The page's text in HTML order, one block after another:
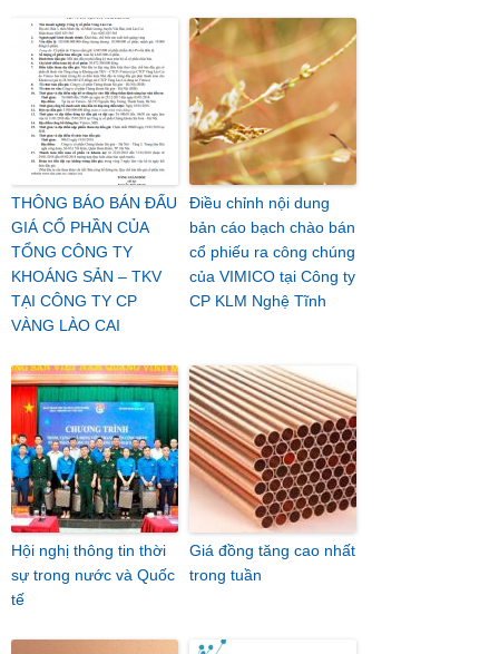
THÔNG BÁO BÁN ĐẤU
GIÁ CỔ PHẦN CỦA
TỔNG CÔNG TY
KHOÁNG SẢN – TKV
TẠI CÔNG TY CP
VÀNG LÀO CAI
Điều chỉnh nội dung
bản cáo bạch chào bán
cổ phiếu ra công chúng
của VIMICO tại Công ty
CP KLM Nghệ Tĩnh
Hội nghị thông tin thời
sự trong nước và Quốc
tế
Giá đồng tăng cao nhất
trong tuần